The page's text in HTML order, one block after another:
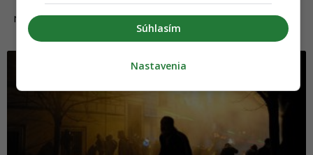
NEWS 13.03.2023
Súhlasím
Nastavenia